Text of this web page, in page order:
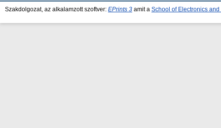
Szakdolgozat, az alkalamzott szoftver: EPrints 3 amit a School of Electronics